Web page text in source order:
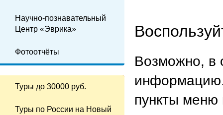
Научно-познавательный
Центр «Эврика»
Фотоотчёты
Туры до 30000 руб.
Туры по России на Новый
Возможно, в
пункты меню